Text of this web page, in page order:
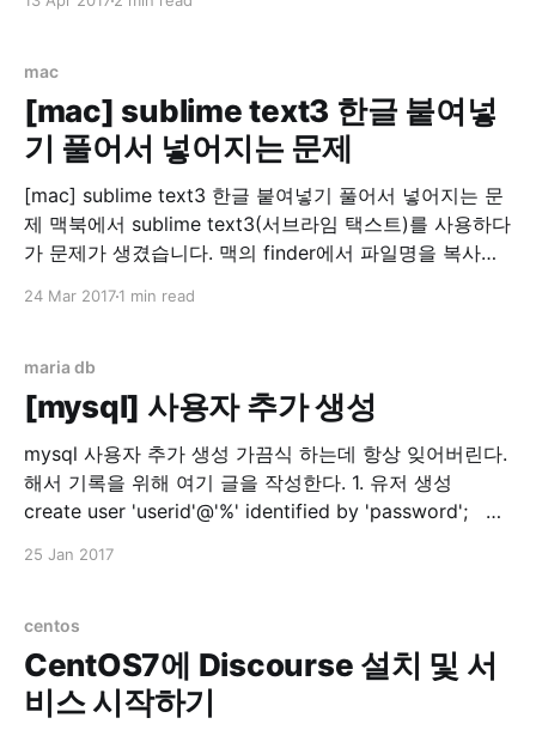
이나, Go언어를 잘 모르시는 분, Go언어에 관심이 가는
mac
[mac] sublime text3 한글 붙여넣
기 풀어서 넣어지는 문제
[mac] sublime text3 한글 붙여넣기 풀어서 넣어지는 문
제 맥북에서 sublime text3(서브라임 택스트)를 사용하다
가 문제가 생겼습니다. 맥의 finder에서 파일명을 복사하
맥은 윈도우즈나 리눅스(linux)와는 별도의 UTF8 방식을
채용하고 있었습니다.
24 Mar 20171 min read
maria db
[mysql] 사용자 추가 생성
mysql 사용자 추가 생성 가끔식 하는데 항상 잊어버린다.
해서 기록을 위해 여기 글을 작성한다. 1. 유저 생성
create user 'userid'@'%' identified by 'password'; 2.
25 Jan 2017
centos
CentOS7에 Discourse 설치 및 서
비스 시작하기